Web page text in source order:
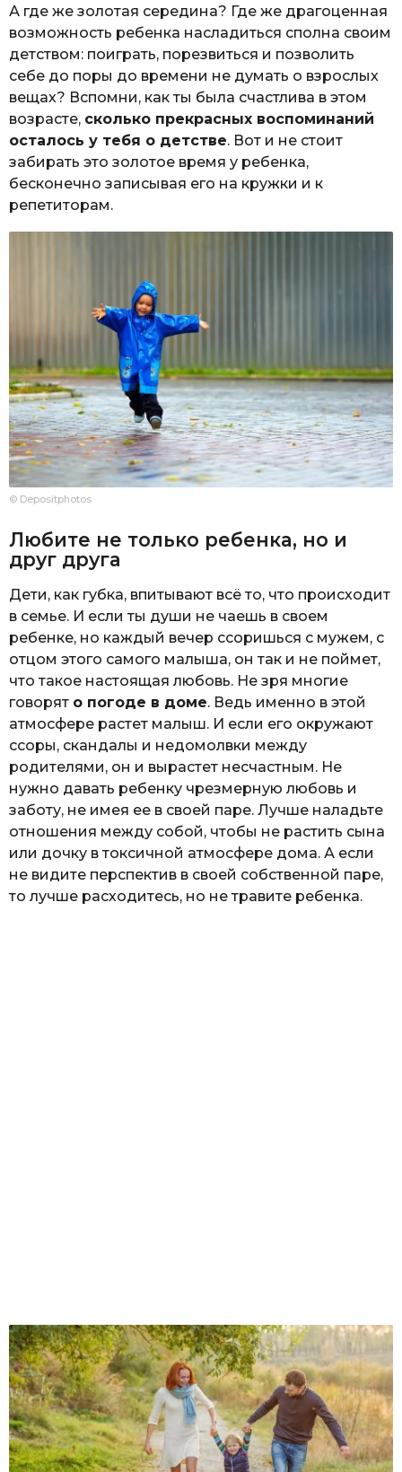
А где же золотая середина? Где же драгоценная
возможность ребенка насладиться сполна своим
детством: поиграть, порезвиться и позволить
себе до поры до времени не думать о взрослых
вещах? Вспомни, как ты была счастлива в этом
возрасте, сколько прекрасных воспоминаний
осталось у тебя о детстве. Вот и не стоит
забирать это золотое время у ребенка,
бесконечно записывая его на кружки и к
репетиторам.
© Depositphotos
Любите не только ребенка, но и
друг друга
Дети, как губка, впитывают всё то, что происходит
в семье. И если ты души не чаешь в своем
ребенке, но каждый вечер ссоришься с мужем, с
отцом этого самого малыша, он так и не поймет,
что такое настоящая любовь. Не зря многие
говорят о погоде в доме. Ведь именно в этой
атмосфере растет малыш. И если его окружают
ссоры, скандалы и недомолвки между
родителями, он и вырастет несчастным. Не
нужно давать ребенку чрезмерную любовь и
заботу, не имея ее в своей паре. Лучше наладьте
отношения между собой, чтобы не растить сына
или дочку в токсичной атмосфере дома. А если
не видите перспектив в своей собственной паре,
то лучше расходитесь, но не травите ребенка.